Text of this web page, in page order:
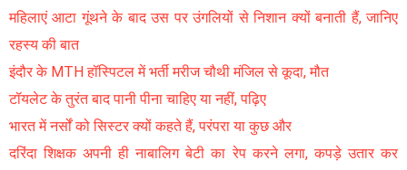
महिलाएं आटा गूंथने के बाद उस पर उंगलियों से निशान क्यों बनाती हैं, जानिए
रहस्य की बात
इंदौर के MTH हॉस्पिटल में भर्ती मरीज चौथी मंजिल से कूदा, मौत
टॉयलेट के तुरंत बाद पानी पीना चाहिए या नहीं, पढ़िए
भारत में नर्सों को सिस्टर क्यों कहते हैं, परंपरा या कुछ और
दरिंदा शिक्षक अपनी ही नाबालिग बेटी का रेप करने लगा, कपड़े उतार कर